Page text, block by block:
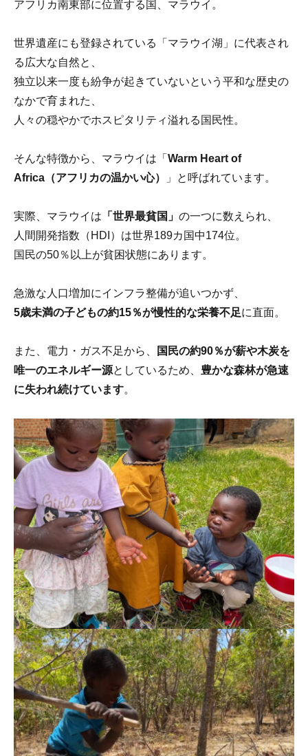
アフリカ南東部に位置する国、マラウイ。
世界遺産にも登録されている「マラウイ湖」に代表され
る広大な自然と、
独立以来一度も紛争が起きていないという平和な歴史の
なかで育まれた、
人々の穏やかでホスピタリティ溢れる国民性。
そんな特徴から、マラウイは「 Warm Heart of
Africa（アフリカの温かい心）
」と呼ばれています。
実際、マラウイは 「世界最貧国」 の一つに数えられ、
人間開発指数（HDI）は世界189カ国中174位。
国民の50％以上が貧困状態にあります。
急激な人口増加にインフラ整備が追いつかず、
5歳未満の子どもの約15％が慢性的な栄養不足に直面。
また、電力・ガス不足から、
国民の約90％が薪や木炭を
唯一のエネルギー源としているため、 豊かな森林が急速
に失われ続けています。